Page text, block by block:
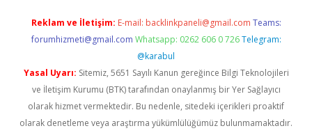
Reklam ve İletişim: E-mail: backlinkpaneli@gmail.com Teams:
forumhizmeti@gmail.com Whatsapp: 0262 606 0 726 Telegram:
@karabul
Yasal Uyarı: Sitemiz, 5651 Sayılı Kanun gereğince Bilgi Teknolojileri
ve İletişim Kurumu (BTK) tarafından onaylanmış bir Yer Sağlayıcı
olarak hizmet vermektedir. Bu nedenle, sitedeki içerikleri proaktif
olarak denetleme veya araştırma yükümlülüğümüz bulunmamaktadır.